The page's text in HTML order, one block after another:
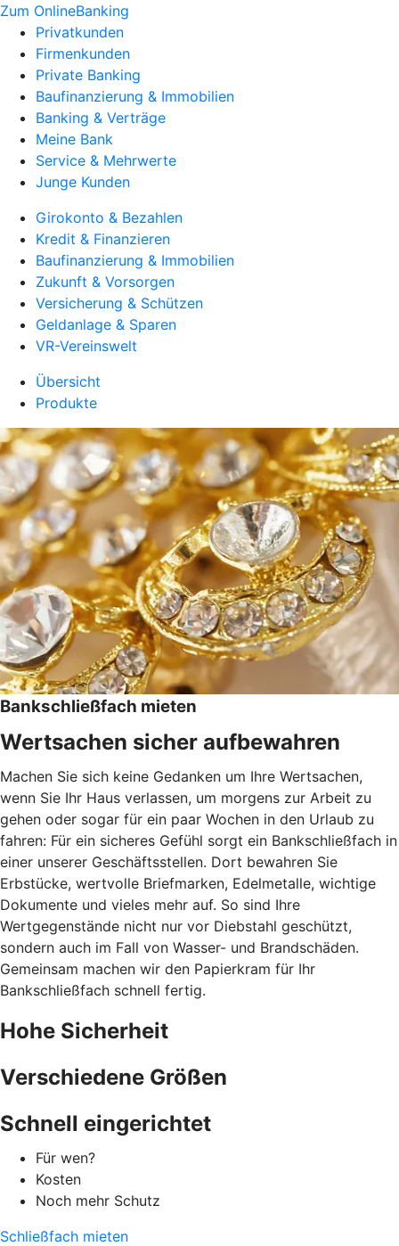
Zum OnlineBanking
Privatkunden
Firmenkunden
Private Banking
Baufinanzierung & Immobilien
Banking & Verträge
Meine Bank
Service & Mehrwerte
Junge Kunden
Girokonto & Bezahlen
Kredit & Finanzieren
Baufinanzierung & Immobilien
Zukunft & Vorsorgen
Versicherung & Schützen
Geldanlage & Sparen
VR-Vereinswelt
Übersicht
Produkte
Bankschließfach mieten
Wertsachen sicher aufbewahren
Machen Sie sich keine Gedanken um Ihre Wertsachen,
wenn Sie Ihr Haus verlassen, um morgens zur Arbeit zu
gehen oder sogar für ein paar Wochen in den Urlaub zu
fahren: Für ein sicheres Gefühl sorgt ein Bankschließfach in
einer unserer Geschäftsstellen. Dort bewahren Sie
Erbstücke, wertvolle Briefmarken, Edelmetalle, wichtige
Dokumente und vieles mehr auf. So sind Ihre
Wertgegenstände nicht nur vor Diebstahl geschützt,
sondern auch im Fall von Wasser- und Brandschäden.
Gemeinsam machen wir den Papierkram für Ihr
Bankschließfach schnell fertig.
Hohe Sicherheit
Verschiedene Größen
Schnell eingerichtet
Für wen?
Kosten
Noch mehr Schutz
Schließfach mieten